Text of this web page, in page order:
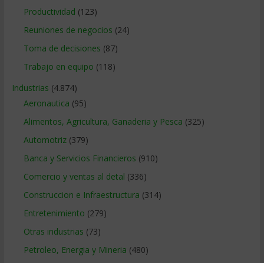
Productividad (123)
Reuniones de negocios (24)
Toma de decisiones (87)
Trabajo en equipo (118)
Industrias (4.874)
Aeronautica (95)
Alimentos, Agricultura, Ganaderia y Pesca (325)
Automotriz(379)
Banca y Servicios Financieros (910)
Comercio y ventas al detal (336)
Construccion e Infraestructura (314)
Entretenimiento (279)
Otras industrias (73)
Petroleo, Energia y Mineria (480)